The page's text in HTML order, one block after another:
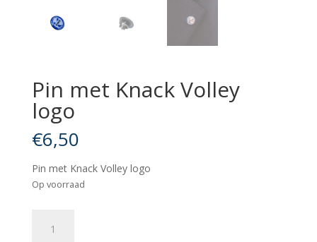
Pin met Knack Volley
logo
€6,50
Pin met Knack Volley logo
Op voorraad